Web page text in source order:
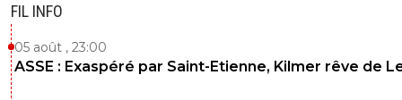
FIL INFO
05 août , 23:00
ASSE : Exaspéré par Saint-Etienne, Kilmer rêve de